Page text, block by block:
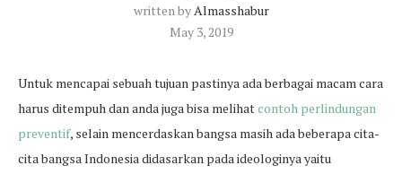
written byAlmasshabur
May 3, 2019
Untuk mencapai sebuah tujuan pastinya ada berbagai macam cara
harus ditempuh dan anda juga bisa melihatcontoh perlindungan
preventif, selain mencerdaskan bangsa masih ada beberapa cita-
cita bangsa Indonesia didasarkan pada ideologinya yaitu